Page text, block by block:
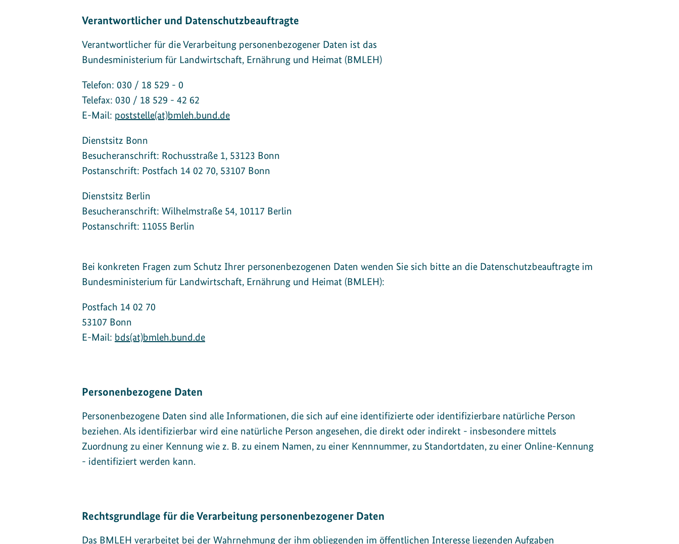
Verantwortlicher und Datenschutzbeauftragte
Verantwortlicher für die Verarbeitung personenbezogener Daten ist das
Bundesministerium für Landwirtschaft, Ernährung und Heimat (BMLEH)
Telefon: 030 / 18 529 - 0
Telefax: 030 / 18 529 - 42 62
E-Mail: poststelle(at)bmleh.bund.de
Dienstsitz Bonn
Besucheranschrift: Rochusstraße 1, 53123 Bonn
Postanschrift: Postfach 14 02 70, 53107 Bonn
Dienstsitz Berlin
Besucheranschrift: Wilhelmstraße 54, 10117 Berlin
Postanschrift: 11055 Berlin
Bei konkreten Fragen zum Schutz Ihrer personenbezogenen Daten wenden Sie sich bitte an die Datenschutzbeauftragte im
Bundesministerium für Landwirtschaft, Ernährung und Heimat (BMLEH):
Postfach 14 02 70
53107 Bonn
E-Mail: bds(at)bmleh.bund.de
Personenbezogene Daten
Personenbezogene Daten sind alle Informationen, die sich auf eine identifizierte oder identifizierbare natürliche Person
beziehen. Als identifizierbar wird eine natürliche Person angesehen, die direkt oder indirekt - insbesondere mittels
Zuordnung zu einer Kennung wie z. B. zu einem Namen, zu einer Kennnummer, zu Standortdaten, zu einer Online-Kennung
- identifiziert werden kann.
Rechtsgrundlage für die Verarbeitung personenbezogener Daten
Das BMLEH verarbeitet bei der Wahrnehmung der ihm obliegenden im öffentlichen Interesse liegenden Aufgaben